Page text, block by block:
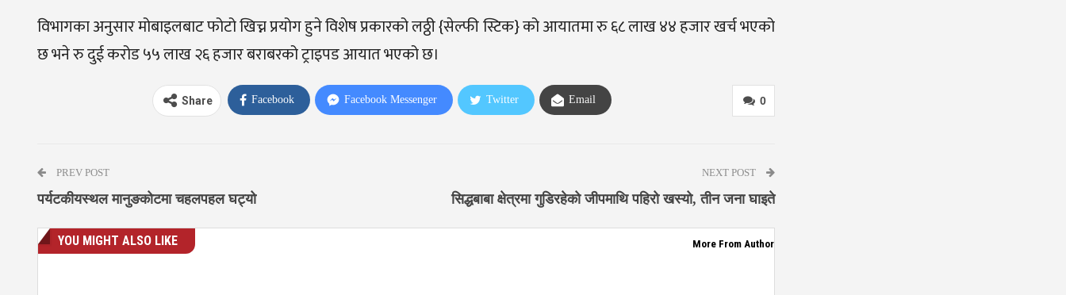
विभागका अनुसार मोबाइलबाट फोटो खिच्न प्रयोग हुने विशेष प्रकारको लठ्ठी {सेल्फी स्टिक} को आयातमा रु ६८ लाख ४४ हजार खर्च भएको
छ भने रु दुई करोड ५५ लाख २६ हजार बराबरको ट्राइपड आयात भएको छ।
0
Share Facebook Facebook Messenger Twitter Email
PREV POST
पर्यटकीयस्थल मानुङकोटमा चहलपहल घट्यो
NEXT POST
सिद्धबाबा क्षेत्रमा गुडिरहेको जीपमाथि पहिरो खस्यो, तीन जना घाइते
YOU MIGHT ALSO LIKE More From Author